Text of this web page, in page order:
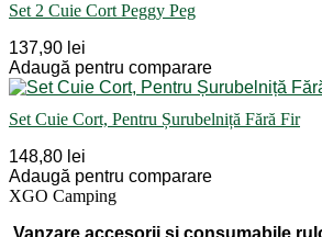
Set 2 Cuie Cort Peggy Peg
137,90 lei
Adaugă pentru comparare
Set Cuie Cort, Pentru Șurubelniță Fără Fir
148,80 lei
Adaugă pentru comparare
XGO Camping
Vanzare accesorii si consumabile